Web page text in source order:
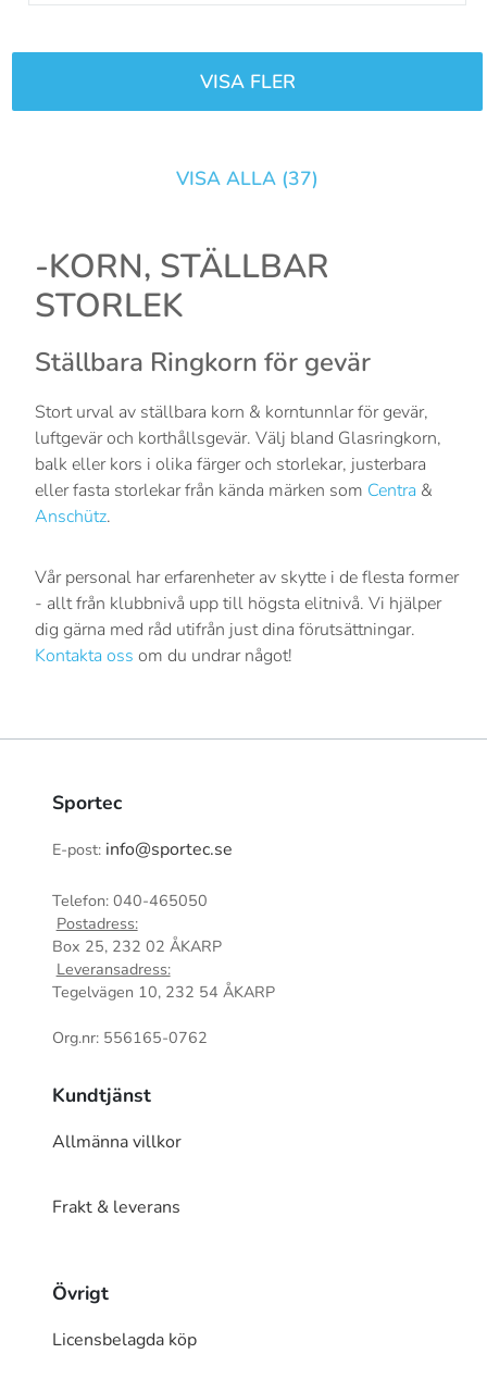
VISA FLER
VISA ALLA (37)
-KORN, STÄLLBAR
STORLEK
Ställbara Ringkorn för gevär
Stort urval av ställbara korn & korntunnlar för gevär,
luftgevär och korthållsgevär. Välj bland Glasringkorn,
balk eller kors i olika färger och storlekar, justerbara
eller fasta storlekar från kända märken som Centra &
Anschütz.
Vår personal har erfarenheter av skytte i de flesta former
- allt från klubbnivå upp till högsta elitnivå. Vi hjälper
dig gärna med råd utifrån just dina förutsättningar.
Kontakta oss om du undrar något!
Sportec
E-post: info@sportec.se
Telefon: 040-465050
Postadress:
Box 25, 232 02 ÅKARP
Leveransadress:
Tegelvägen 10, 232 54 ÅKARP
Org.nr: 556165-0762
Kundtjänst
Allmänna villkor
Frakt & leverans
Övrigt
Licensbelagda köp